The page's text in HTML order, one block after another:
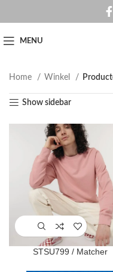
MENU
Home Winkel
Show sidebar
STSU799 / Matcher